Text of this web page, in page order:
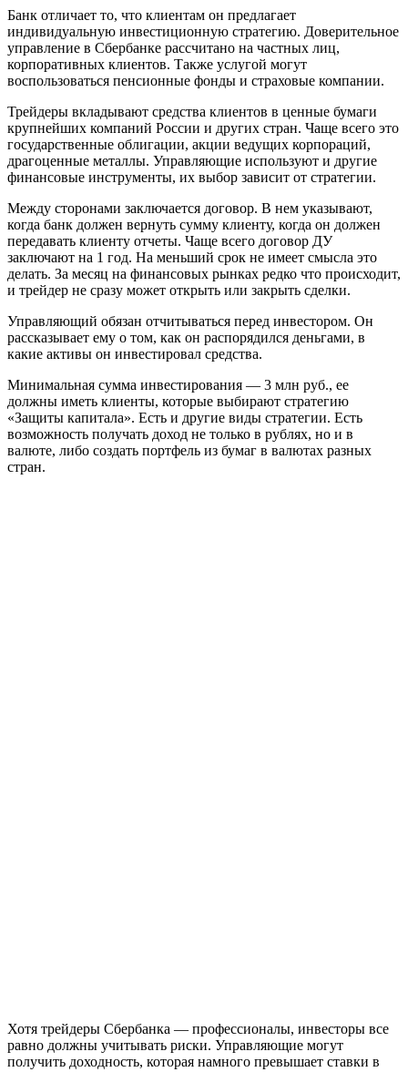
Банк отличает то, что клиентам он предлагает
индивидуальную инвестиционную стратегию. Доверительное
управление в Сбербанке рассчитано на частных лиц,
корпоративных клиентов. Также услугой могут
воспользоваться пенсионные фонды и страховые компании.
Трейдеры вкладывают средства клиентов в ценные бумаги
крупнейших компаний России и других стран. Чаще всего это
государственные облигации, акции ведущих корпораций,
драгоценные металлы. Управляющие используют и другие
финансовые инструменты, их выбор зависит от стратегии.
Между сторонами заключается договор. В нем указывают,
когда банк должен вернуть сумму клиенту, когда он должен
передавать клиенту отчеты. Чаще всего договор ДУ
заключают на 1 год. На меньший срок не имеет смысла это
делать. За месяц на финансовых рынках редко что происходит,
и трейдер не сразу может открыть или закрыть сделки.
Управляющий обязан отчитываться перед инвестором. Он
рассказывает ему о том, как он распорядился деньгами, в
какие активы он инвестировал средства.
Минимальная сумма инвестирования — 3 млн руб., ее
должны иметь клиенты, которые выбирают стратегию
«Защиты капитала». Есть и другие виды стратегии. Есть
возможность получать доход не только в рублях, но и в
валюте, либо создать портфель из бумаг в валютах разных
стран.
Хотя трейдеры Сбербанка — профессионалы, инвесторы все
равно должны учитывать риски. Управляющие могут
получить доходность, которая намного превышает ставки в